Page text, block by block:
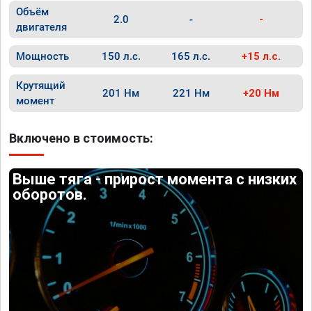
Объём
двигателя
2.0 - -
Мощность 150 л.с. 165 л.с. +15 л.с.
Крутящий
момент
201 Нм 221 Нм +20 Нм
Включено в стоимость:
Выше тяга - прирост момента с низких
оборотов.